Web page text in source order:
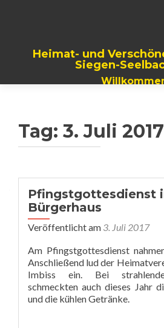
Heimat- und
Siegen-
Tag: 3. Juli 2017
Pfingstgottesdienst
Bürgerhaus
Veröffentlicht am 3. Juli 2017
Am Pfingstgottesdienst
Anschließend lud der
Imbiss ein. Bei
schmeckten auch dieses Jahr
und die kühlen Getränke.